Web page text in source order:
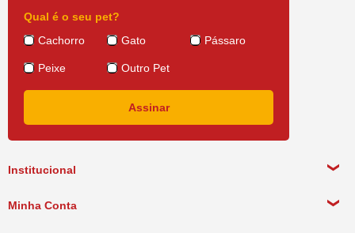
Institucional
Minha Conta
Qual é o seu pet?
Cachorro
Gato Pássaro
Peixe Outro Pet